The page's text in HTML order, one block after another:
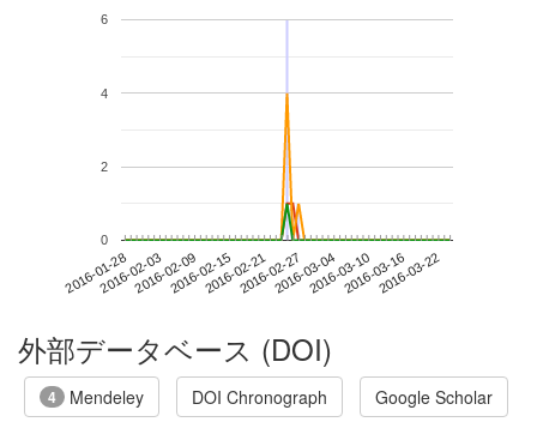
2016-01-282016-02-032016-02-092016-02-152016-02-212016-02-272016-03-042016-03-102016-03-162016-03-22
0
2
4
6
外部データベース (DOI)
4 Mendeley DOI Chronograph Google Scholar